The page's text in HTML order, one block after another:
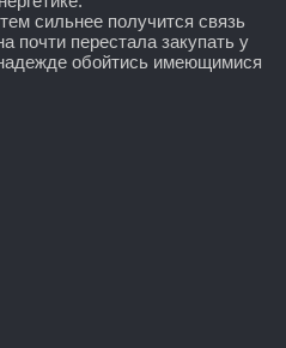
сильнее получится связь
перестала закупать у
надежде обойтись имеющимися